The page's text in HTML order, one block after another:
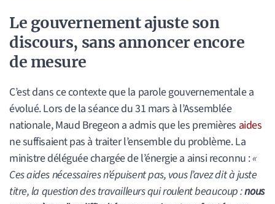
Le gouvernement ajuste son
discours, sans annoncer encore
de mesure
C’est dans ce contexte que la parole gouvernementale a
évolué. Lors de la séance du 31 mars à l’Assemblée
nationale, Maud Bregeon a admis que les premières aides
ne suffisaient pas à traiter l’ensemble du problème. La
ministre déléguée chargée de l’énergie a ainsi reconnu :«
Ces aides nécessaires n’épuisent pas, vous l’avez dit à juste
titre, la question des travailleurs qui roulent beaucoup :nous